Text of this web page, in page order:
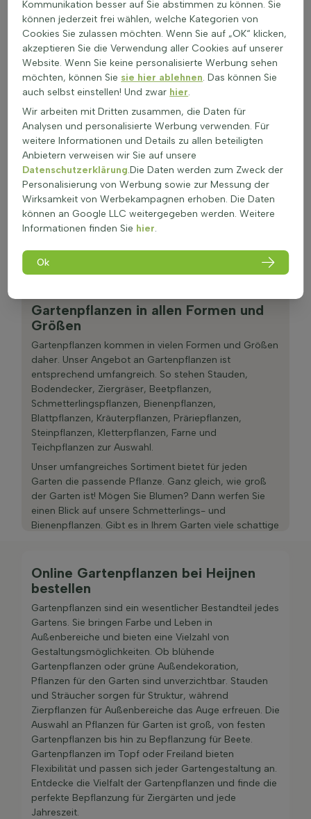
Gartenpflanzen
Winterhart und immergrün
Gartenpflanzen in allen Formen und
Größen
Gartenpflanzen kommen in vielen Formen und Größen
daher. Unser Angebot an Gartenpflanzen ist
entsprechend umfangreich. So stehen Stauden,
Bodendecker, Ziergräser, Beetpflanzen,
Schmetterlingspflanzen, Bienenpflanzen,
Blattpflanzen, Kräuterpflanzen, Präriepflanzen,
Steinpflanzen, Kletterpflanzen, Farne und
Teichpflanzen zur Auswahl.
Unser umfangreiches Sortiment bietet für jeden
Garten die passende Pflanze. Ganz gleich, wie groß
der Garten ist! Mögen Sie Blumen? Dann werfen Sie
einen Blick auf unsere Schmetterlings- und
Bienenpflanzen. Gibt es in Ihrem Garten viele schattige
stöbern und eine passende Auswahl treffen.
Da wir voll und ganz hinter unserem Produkt stehen,
gewähren wir Ihnen eine Wachstumsgarantie auf das
gesamte Sortiment an Gartenpflanzen. Diese
Wachstumsgarantie bedeutet, dass die Pflanze
innerhalb von 1 Monat ab dem Liefertag gut verwurzelt
sein wird und wächst.
Online Gartenpflanzen bei Heijnen
bestellen
Gartenpflanzen sind ein wesentlicher Bestandteil jedes
Gartens. Sie bringen Farbe und Leben in
Außenbereiche und bieten eine Vielzahl von
Gestaltungsmöglichkeiten. Ob blühende
Gartenpflanzen oder grüne Außendekoration,
Pflanzen für den Garten sind unverzichtbar. Stauden
und Sträucher sorgen für Struktur, während
Zierpflanzen für Außenbereiche das Auge erfreuen. Die
Auswahl an Pflanzen für Garten ist groß, von festen
Gartenpflanzen bis hin zu Bepflanzung für Beete.
Gartenpflanzen im Topf oder Freiland bieten
Flexibilität und passen sich jeder Gartengestaltung an.
Entdecke die Vielfalt der Gartenpflanzen und finde die
perfekte Bepflanzung für Ziergärten und jede
Jahreszeit.
Kommunikation besser auf Sie abstimmen zu können. Sie
können jederzeit frei wählen, welche Kategorien von
Cookies Sie zulassen möchten. Wenn Sie auf „OK“ klicken,
akzeptieren Sie die Verwendung aller Cookies auf unserer
Website. Wenn Sie keine personalisierte Werbung sehen
möchten, können Sie sie hier ablehnen. Das können Sie
auch selbst einstellen! Und zwar hier.
Wir arbeiten mit Dritten zusammen, die Daten für
Analysen und personalisierte Werbung verwenden. Für
weitere Informationen und Details zu allen beteiligten
Anbietern verweisen wir Sie auf unsere
Datenschutzerklärung.Die Daten werden zum Zweck der
Personalisierung von Werbung sowie zur Messung der
Wirksamkeit von Werbekampagnen erhoben. Die Daten
können an Google LLC weitergegeben werden. Weitere
Informationen finden Sie hier.
Ok